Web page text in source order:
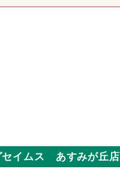
セイムス あすみが丘店